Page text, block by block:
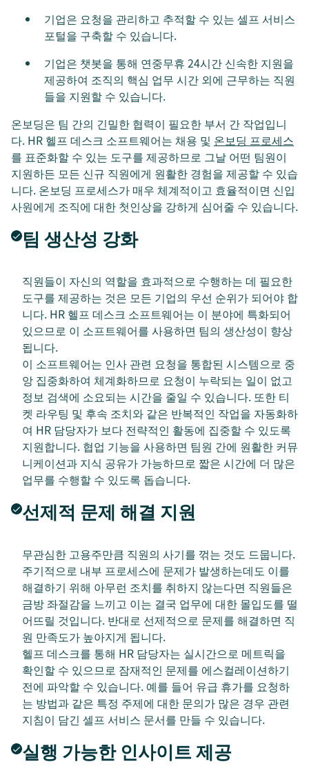
기업은 요청을 관리하고 추적할 수 있는 셀프 서비스
포털을 구축할 수 있습니다.
기업은 챗봇을 통해 연중무휴 24시간 신속한 지원을
제공하여 조직의 핵심 업무 시간 외에 근무하는 직원
들을 지원할 수 있습니다.
온보딩은 팀 간의 긴밀한 협력이 필요한 부서 간 작업입니
다. HR 헬프 데스크 소프트웨어는 채용 및 온보딩 프로세스
를 표준화할 수 있는 도구를 제공하므로 그날 어떤 팀원이
지원하든 모든 신규 직원에게 원활한 경험을 제공할 수 있습
니다. 온보딩 프로세스가 매우 체계적이고 효율적이면 신입
사원에게 조직에 대한 첫인상을 강하게 심어줄 수 있습니다.
팀 생산성 강화
직원들이 자신의 역할을 효과적으로 수행하는 데 필요한
도구를 제공하는 것은 모든 기업의 우선 순위가 되어야 합
니다. HR 헬프 데스크 소프트웨어는 이 분야에 특화되어
있으므로 이 소프트웨어를 사용하면 팀의 생산성이 향상
됩니다.
이 소프트웨어는 인사 관련 요청을 통합된 시스템으로 중
앙 집중화하여 체계화하므로 요청이 누락되는 일이 없고
정보 검색에 소요되는 시간을 줄일 수 있습니다. 또한 티
켓 라우팅 및 후속 조치와 같은 반복적인 작업을 자동화하
여 HR 담당자가 보다 전략적인 활동에 집중할 수 있도록
지원합니다. 협업 기능을 사용하면 팀원 간에 원활한 커뮤
니케이션과 지식 공유가 가능하므로 짧은 시간에 더 많은
업무를 수행할 수 있도록 돕습니다.
선제적 문제 해결 지원
무관심한 고용주만큼 직원의 사기를 꺾는 것도 드뭅니다.
주기적으로 내부 프로세스에 문제가 발생하는데도 이를
해결하기 위해 아무런 조치를 취하지 않는다면 직원들은
금방 좌절감을 느끼고 이는 결국 업무에 대한 몰입도를 떨
어뜨릴 것입니다. 반대로 선제적으로 문제를 해결하면 직
원 만족도가 높아지게 됩니다.
헬프 데스크를 통해 HR 담당자는 실시간으로 메트릭을
확인할 수 있으므로 잠재적인 문제를 에스컬레이션하기
전에 파악할 수 있습니다. 예를 들어 유급 휴가를 요청하
는 방법과 같은 특정 주제에 대한 문의가 많은 경우 관련
지침이 담긴 셀프 서비스 문서를 만들 수 있습니다.
실행 가능한 인사이트 제공